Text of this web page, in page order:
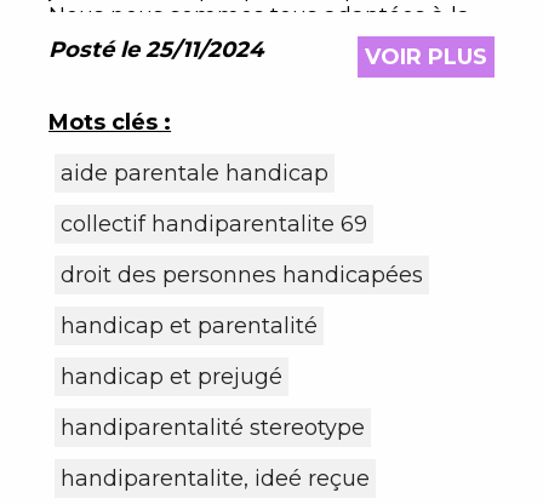
Nous nous sommes tous adaptées à la
situation !
Posté le 25/11/2024 VOIR PLUS
Mots clés :
aide parentale handicap
collectif handiparentalite 69
droit des personnes handicapées
handicap et parentalité
handicap et prejugé
handiparentalité stereotype
handiparentalite, ideé reçue